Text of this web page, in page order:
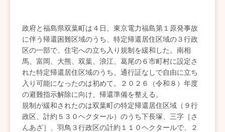
政府と福島県双葉町は４日、東京電力福島第１原発事故
に伴う帰還困難区域のうち、特定帰還居住区域の３行政
区の一部で、住宅への立ち入り規制を緩和した。南相
馬、富岡、大熊、双葉、浪江、葛尾の６市町村に設定さ
れた特定帰還居住区域のうち、通行証なしで自由に立ち
入り可能になったのは初めて。２０２６（令和８）年度
の避難指示解除に向け、帰還準備を整える。
規制が緩和されたのは双葉町の特定帰還居住区域（９行
政区、計約５３０ヘクタール）のうち下長塚、三字［さ
んあざ］、羽鳥３行政区の計約１１０ヘクタールで、２